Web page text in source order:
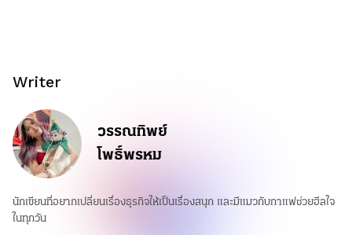
Writer
วรรณทิพย์
โพธิ์พรหม
นักเขียนที่อยากเปลี่ยนเรื่องธุรกิจให้เป็นเรื่องสนุก และมีแมวกับกาแฟช่วยฮีลใจ
ในทุกวัน